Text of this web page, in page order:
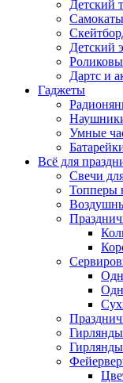
Детский
Детский
Дартс и
Гаджеты
Умные
Всё для
Свечи
Топперы
Гирлянды